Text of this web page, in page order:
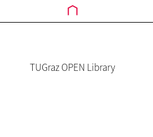
TUGraz OPEN Library